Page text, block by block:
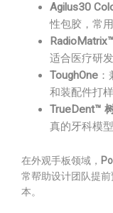
Agilus30
性包胶，常
RadioMatrix™
适合医疗研
ToughOne
和装配件打样
TrueDent™
真的牙科模
在外观手板领域，
常帮助设计团队提
本。